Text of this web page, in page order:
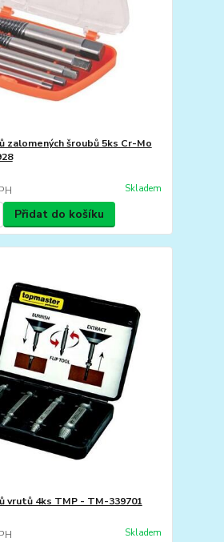
zalomených šroubů 5ks Cr-Mo
Skladem
Přidat do košíku
vrutů 4ks TMP - TM-339701
Skladem